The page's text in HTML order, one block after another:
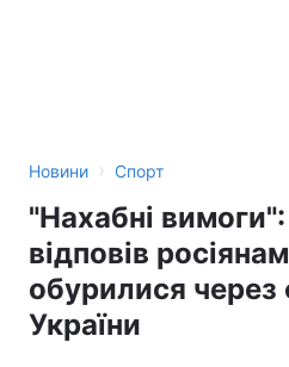
Новини › Спорт
"Нахабні
відповів
обурилися через
України